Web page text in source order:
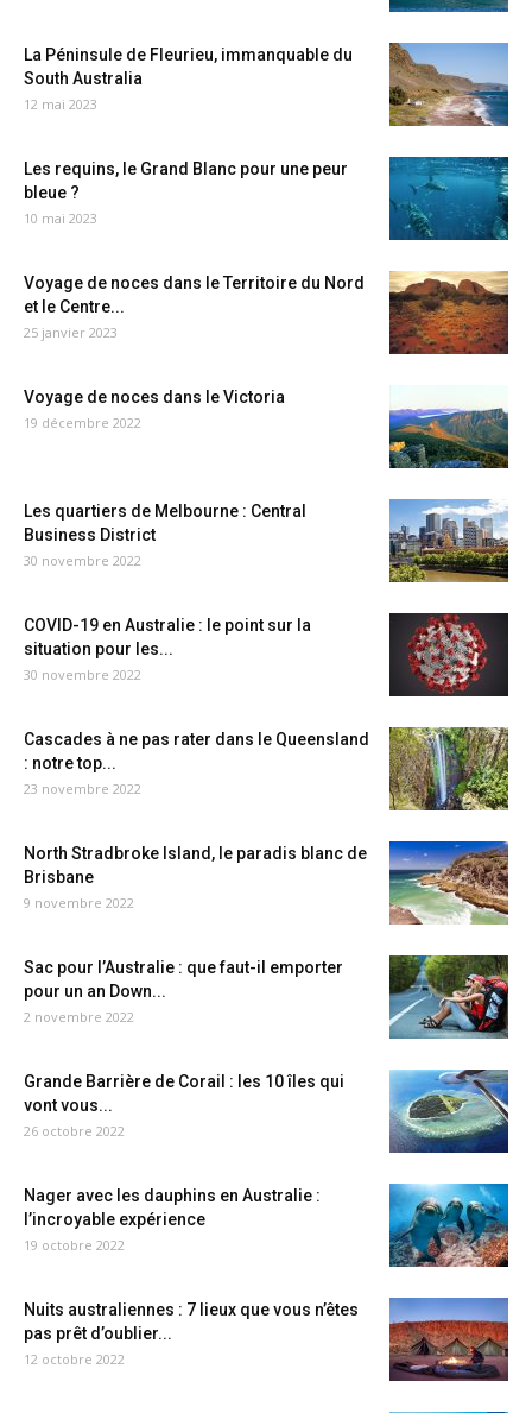
La Péninsule de Fleurieu, immanquable du
South Australia
12 mai 2023
Les requins, le Grand Blanc pour une peur
bleue ?
10 mai 2023
Voyage de noces dans le Territoire du Nord
et le Centre...
25 janvier 2023
Voyage de noces dans le Victoria
19 décembre 2022
Les quartiers de Melbourne : Central
Business District
30 novembre 2022
COVID-19 en Australie : le point sur la
situation pour les...
30 novembre 2022
Cascades à ne pas rater dans le Queensland
: notre top...
23 novembre 2022
North Stradbroke Island, le paradis blanc de
Brisbane
9 novembre 2022
Sac pour l’Australie : que faut-il emporter
pour un an Down...
2 novembre 2022
Grande Barrière de Corail : les 10 îles qui
vont vous...
26 octobre 2022
Nager avec les dauphins en Australie :
l’incroyable expérience
19 octobre 2022
Nuits australiennes : 7 lieux que vous n’êtes
pas prêt d’oublier...
12 octobre 2022